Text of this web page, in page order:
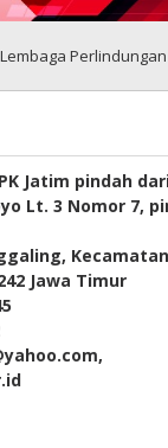
Lembaga
Jatim pindah
Lt. 3 Nomor 7,
Jawa Timur